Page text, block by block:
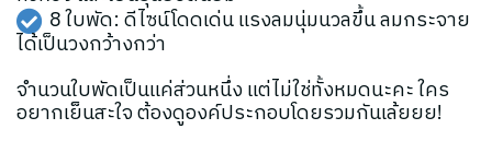
8 ใบพัด: ดีไซน์โดดเด่น แรงลมนุ่มนวลขึ้น ลมกระจาย
ได้เป็นวงกว้างกว่า
จำนวนใบพัดเป็นแค่ส่วนหนึ่ง แต่ไม่ใช่ทั้งหมดนะคะ ใคร
อยากเย็นสะใจ ต้องดูองค์ประกอบโดยรวมกันเล้ยยย!